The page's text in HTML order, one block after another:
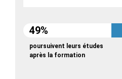
49%
poursuivent leurs études
après la formation